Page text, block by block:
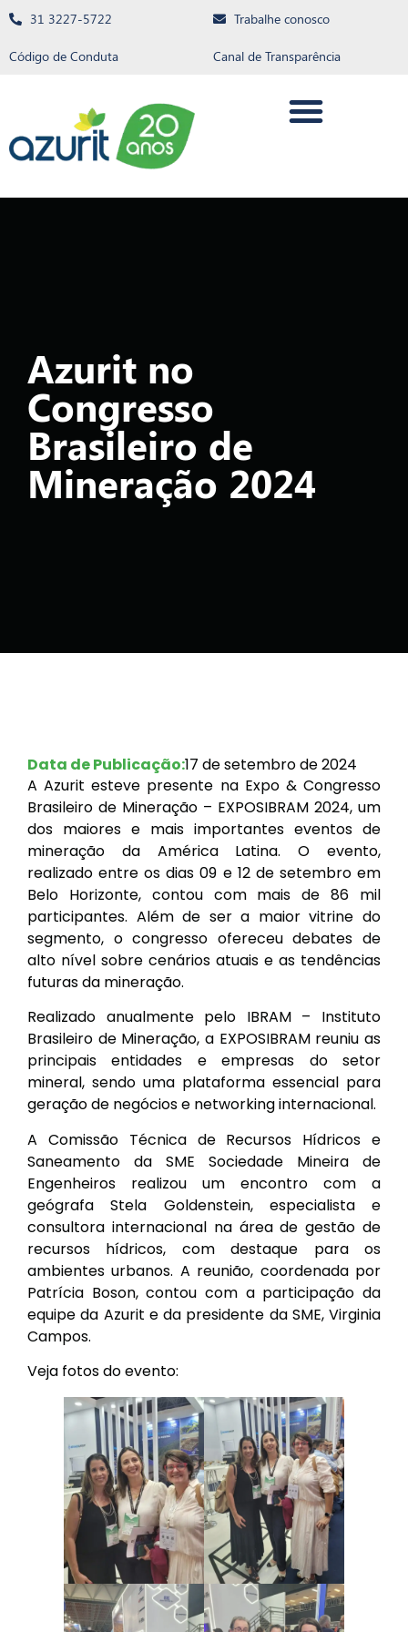
31 3227-5722 Trabalhe conosco
Código de Conduta Canal de Transparência
Azurit no
Congresso
Brasileiro de
Mineração 2024
Data de Publicação:17 de setembro de 2024
A Azurit esteve presente na Expo & Congresso
Brasileiro de Mineração – EXPOSIBRAM 2024, um
dos maiores e mais importantes eventos de
mineração da América Latina. O evento,
realizado entre os dias 09 e 12 de setembro em
Belo Horizonte, contou com mais de 86 mil
participantes. Além de ser a maior vitrine do
segmento, o congresso ofereceu debates de
alto nível sobre cenários atuais e as tendências
futuras da mineração.
Realizado anualmente pelo IBRAM – Instituto
Brasileiro de Mineração, a EXPOSIBRAM reuniu as
principais entidades e empresas do setor
mineral, sendo uma plataforma essencial para
geração de negócios e networking internacional.
A Comissão Técnica de Recursos Hídricos e
Saneamento da SME Sociedade Mineira de
Engenheiros realizou um encontro com a
geógrafa Stela Goldenstein, especialista e
consultora internacional na área de gestão de
recursos hídricos, com destaque para os
ambientes urbanos. A reunião, coordenada por
Patrícia Boson, contou com a participação da
equipe da Azurit e da presidente da SME, Virginia
Campos.
Veja fotos do evento: